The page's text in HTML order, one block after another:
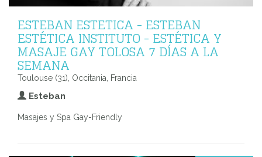
ESTEBAN ESTETICA - ESTEBAN
ESTÉTICA INSTITUTO - ESTÉTICA Y
MASAJE GAY TOLOSA 7 DÍAS A LA
SEMANA
Toulouse (31), Occitania, Francia
Esteban
Masajes y Spa Gay-Friendly